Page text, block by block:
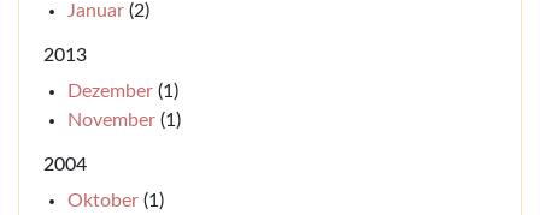
Januar (2)
2013
Dezember (1)
November (1)
2004
Oktober (1)